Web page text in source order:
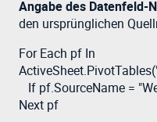
Angabe des Datenfeld-
den ursprünglichen
For Each pf In
If pf.SourceName =
Next pf